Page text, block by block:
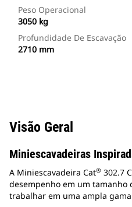
Peso Operacional
3050 kg
Profundidade De Escavação
2710 mm
Visão Geral
Miniescavadeiras
A Miniescavadeira Cat® 302.7
desempenho em um tamanho
trabalhar em uma ampla